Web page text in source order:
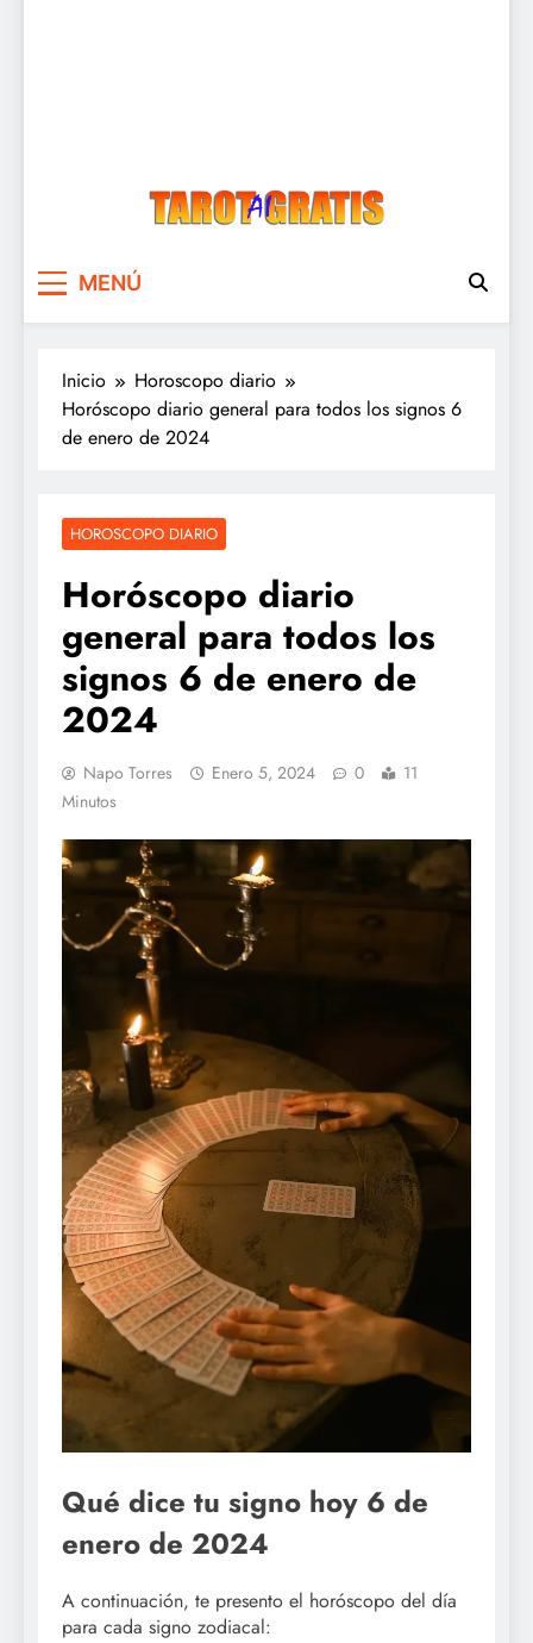
MENÚ
Inicio
Horoscopo diario
Horóscopo diario general para todos los signos 6
de enero de 2024
HOROSCOPO DIARIO
Horóscopo diario
general para todos los
signos 6 de enero de
2024
Napo Torres Enero 5, 2024 0
11
Minutos
Qué dice tu signo hoy 6 de
enero de 2024
A continuación, te presento el horóscopo del día
para cada signo zodiacal: